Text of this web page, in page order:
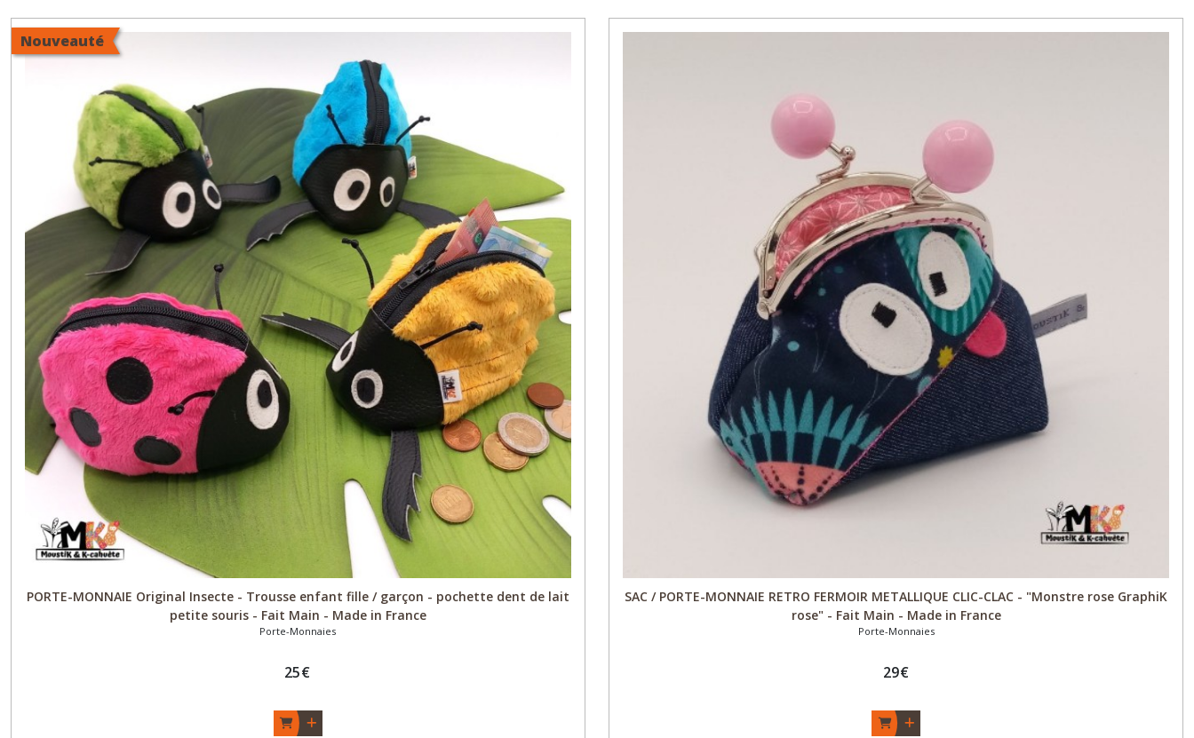
Nouveauté
PORTE-MONNAIE Original Insecte - Trousse enfant fille / garçon - pochette dent de lait
petite souris - Fait Main - Made in France
Porte-Monnaies
25€
SAC / PORTE-MONNAIE RETRO FERMOIR METALLIQUE CLIC-CLAC - "Monstre rose GraphiK
rose" - Fait Main - Made in France
Porte-Monnaies
29€
(4)
Snoods
Noeuds
Fils
Barrettes
(7)
Bandeau
Headband
(5)
Afficher